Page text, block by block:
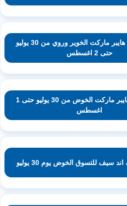
عروض ك ام هايبر ماركت الخوير وروي من 30 يوليو
حتى 2 اغسطس
عروض كنز هايبر ماركت الخوض من 30 يوليو حتى 1
اغسطس
سيف للتسوق الخوض يوم 30 يوليو